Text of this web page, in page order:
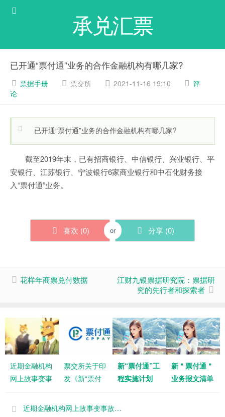
承兑汇票
已开通“票付通”业务的合作金融机构有哪几家?
票据手册 票交所 2021-11-16 19:10
评
论
已开通“票付通”业务的合作金融机构有哪几家?
截至2019年末，已有招商银行、中信银行、兴业银行、平
安银行、江苏银行、宁波银行6家商业银行和中石化财务接
入“票付通”业务。
喜欢 (0) or 分享 (0)
花样年商票兑付数据
江财九银票据研究院：票据研
究的先行者和探索者
近期金融机构
网上故事变事
票交所关于印
发《新“票付
工作方案》和
新“票付通”工
程实施计划
新＂票付通＂
业务报文清单
近期金融机构网上故事变事故…